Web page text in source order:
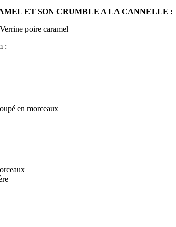
ET SON CRUMBLE A LA CANNELLE :
:
en morceaux